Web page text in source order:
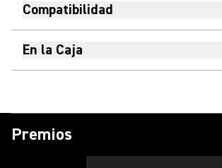
Compatibilidad
En la Caja
Premios